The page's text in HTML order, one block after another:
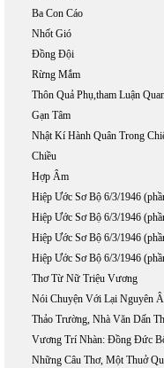
Ba Con Cáo
Nhốt Gió
Đồng Đội
Rừng Mắm
Thôn Quả Phụ,tham Luận
Gạn Tâm
Nhật Kí Hành Quân Trong
Chiều
Hợp Âm
Hiệp Ước Sơ Bộ 6/3/1946
Hiệp Ước Sơ Bộ 6/3/1946
Hiệp Ước Sơ Bộ 6/3/1946
Hiệp Ước Sơ Bộ 6/3/1946
Thơ Từ Nữ Triệu Vương
Thảo Trường, Nhà Văn Dấn
Vương Trí Nhàn: Đồng Đức
Những Câu Thơ, Một Thuở